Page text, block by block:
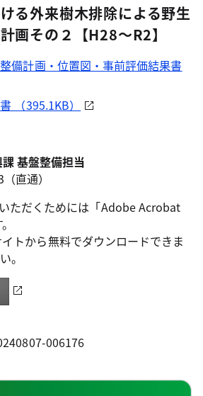
る外来樹木排除による野生
画その２【H28～R2】
備計画・位置図・事前評価結果書
（395.1KB）
基盤整備担当
直通）
ただくためには「Adobe Acrobat
トから無料でダウンロードできま
。
006176